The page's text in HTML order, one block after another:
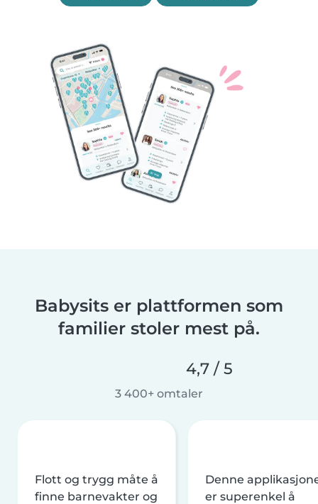
Babysits er plattformen som
familier stoler mest på.
4,7 / 5
3 400+ omtaler
Flott og trygg måte å
finne barnevakter og
Denne
er superenkel å